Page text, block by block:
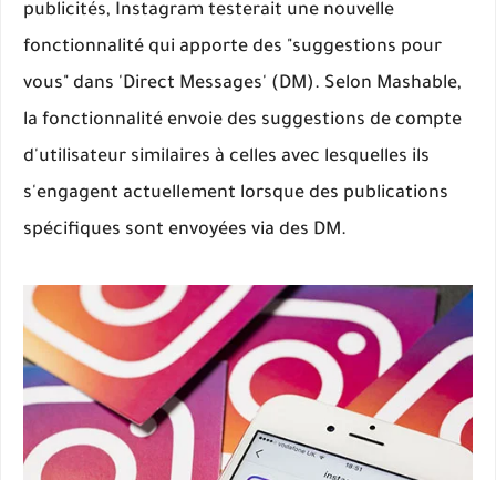
publicités, Instagram testerait une nouvelle
fonctionnalité qui apporte des "suggestions pour
vous" dans 'Direct Messages' (DM). Selon Mashable,
la fonctionnalité envoie des suggestions de compte
d'utilisateur similaires à celles avec lesquelles ils
s'engagent actuellement lorsque des publications
spécifiques sont envoyées via des DM.